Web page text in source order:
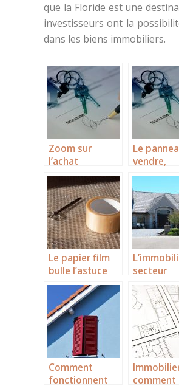
que la Floride est une
investisseurs ont la
dans les biens immobiliers.
Zoom sur
l’achat
immobilier en
Alpilles
Le
vendre,
visiteurs
une
Le papier film
bulle l’astuce
pour emballer
convenablemen
t votre mobilier
lors du
déménagement
!
secteur
innovant.
Comment
fonctionnent
comment